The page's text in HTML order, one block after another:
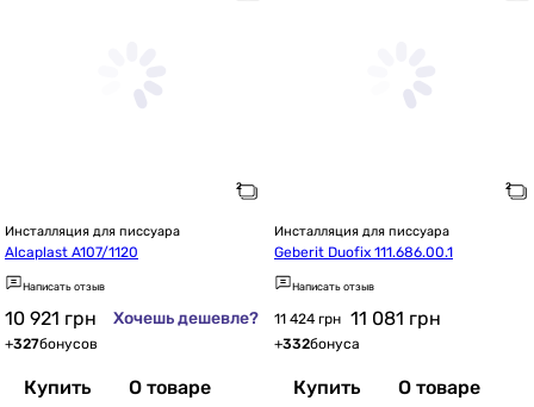
Инсталляция для писсуара
Alcaplast A107/1120
Написать отзыв
10 921 грн Хочешь дешевле?
+327бонусов
Купить О товаре
Инсталляция для писсуара
Geberit Duofix 111.686.00.1
Написать отзыв
11 424 грн 11 081 грн
+332бонуса
Купить О товаре